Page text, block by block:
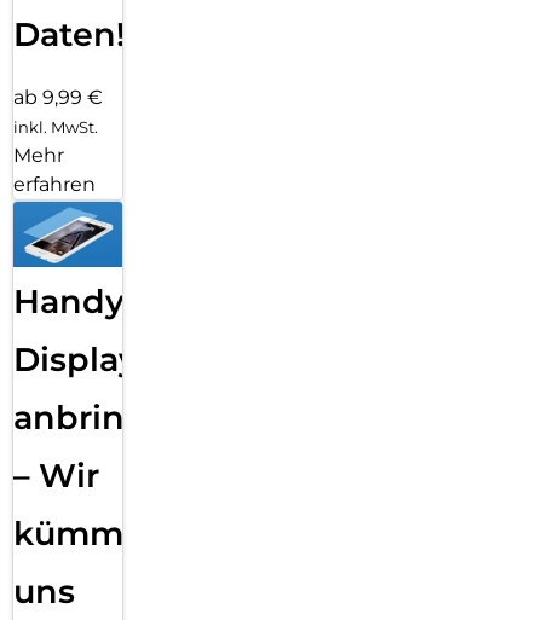
Daten!
ab 9,99 €
inkl. MwSt.
Mehr
erfahren
Handy
Displayfolie
anbringen
– Wir
kümmern
uns